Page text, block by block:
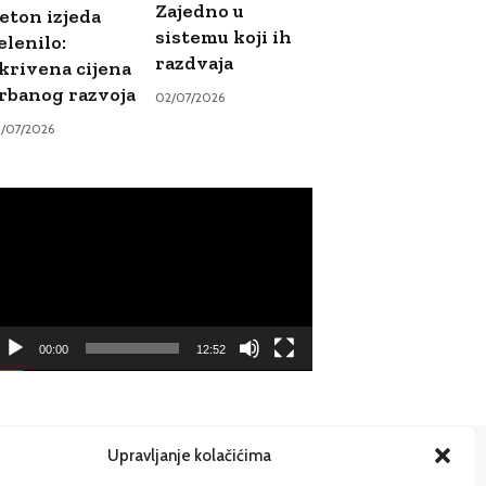
Upravljanje kolačićima
izjeda
cijena
razvoja
07/2026
Zajedno u
sistemu koji ih
razdvaja
02/07/2026
00:00 12:52